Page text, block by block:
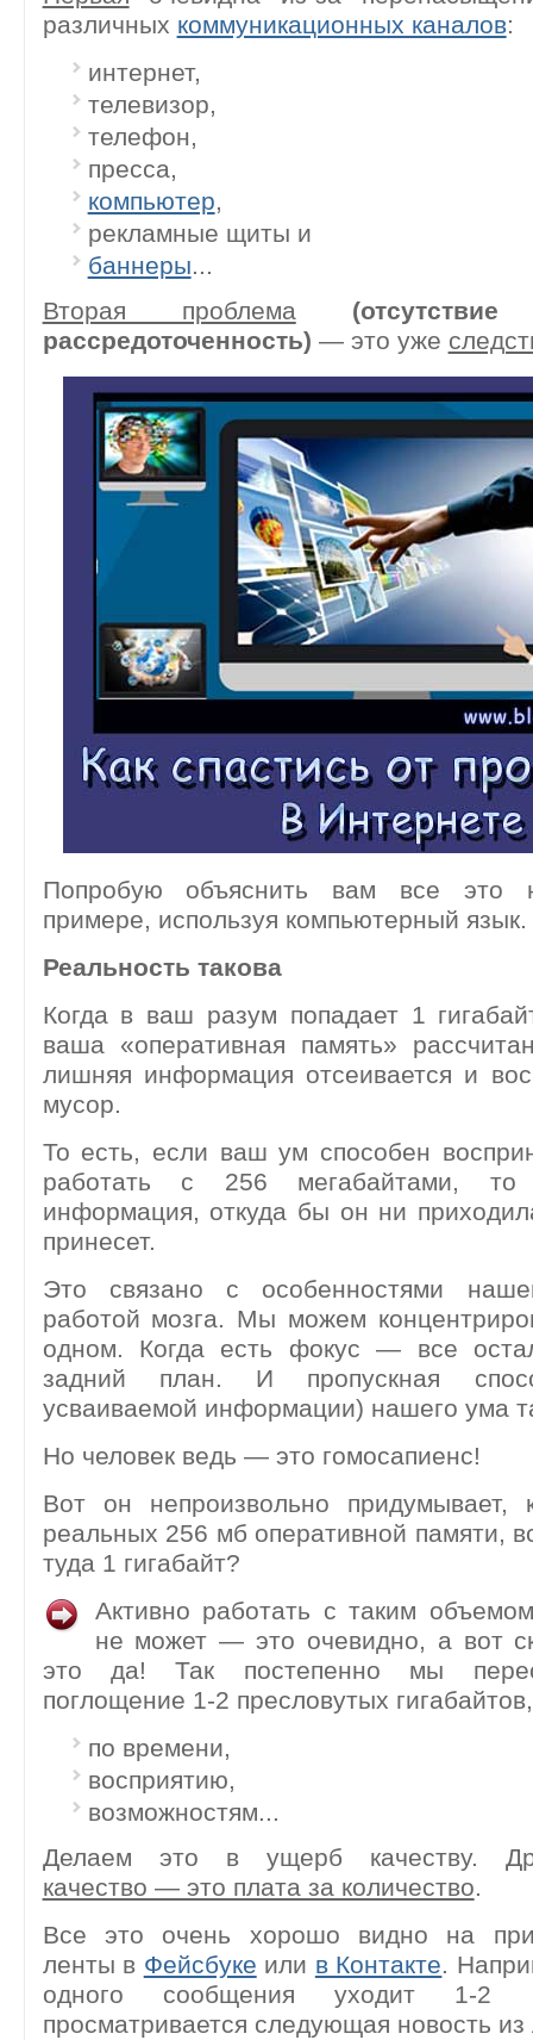
различных коммуникационных каналов:
интернет,
телевизор,
телефон,
пресса,
компьютер
рекламные щиты и
баннеры
Вторая проблема(отсутствие
рассредоточенность) — это уже
Попробую объяснить вам все это
примере, используя компьютерный язык.
Реальность такова
Когда в ваш разум попадает 1
ваша «оперативная память»
лишняя информация отсеивается и
мусор.
То есть, если ваш ум способен
работать с 256 мегабайтами, то
информация, откуда бы он ни
принесет.
Это связано с особенностями
работой мозга. Мы можем
одном. Когда есть фокус — все
задний план. И пропускная
усваиваемой информации) нашего ума
Но человек ведь — это гомосапиенс!
Вот он непроизвольно придумывает,
реальных 256 мб оперативной памяти,
туда 1 гигабайт?
Активно работать с таким
не может — это очевидно, а вот
это да! Так постепенно мы
поглощение 1-2 пресловутых
по времени,
восприятию,
возможностям...
Делаем это в ущерб качеству.
качество — это плата за количество.
Все это очень хорошо видно на
ленты в Фейсбуке или в Контакте.
одного сообщения уходит 1-2
просматривается следующая новость